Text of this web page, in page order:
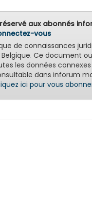
aux abonnés
vous
de connaissances
Ce document
les données
dans inforum
ici pour vous